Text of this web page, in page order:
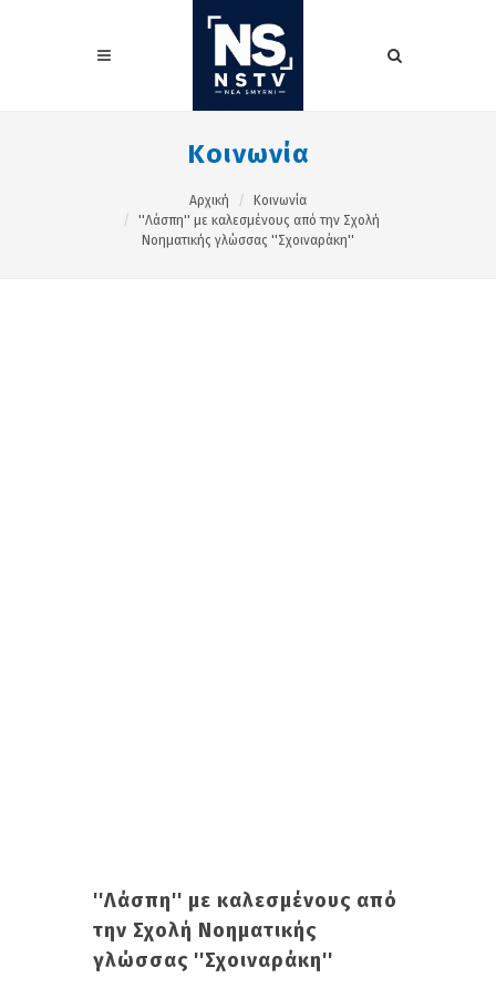
Κοινωνία
Αρχική
Κοινωνία
''Λάσπη'' με καλεσμένους από την Σχολή
Νοηματικής γλώσσας ''Σχοιναράκη''
''Λάσπη'' με καλεσμένους από
την Σχολή Νοηματικής
γλώσσας ''Σχοιναράκη''